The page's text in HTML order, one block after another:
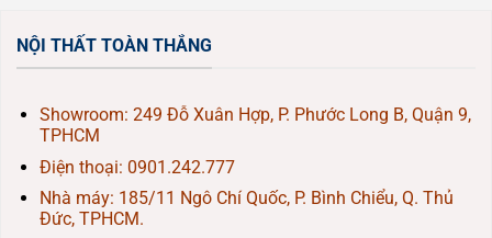
NỘI THẤT TOÀN THẮNG
Showroom: 249 Đỗ Xuân Hợp, P. Phước Long B, Quận 9,
TPHCM
Điện thoại: 0901.242.777
Nhà máy: 185/11 Ngô Chí Quốc, P. Bình Chiểu, Q. Thủ
Đức, TPHCM.